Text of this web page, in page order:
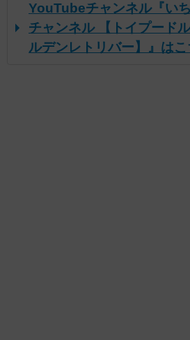
YouTubeチャンネル『い
チャンネル 【トイプード
ルデンレトリバー】』はこ